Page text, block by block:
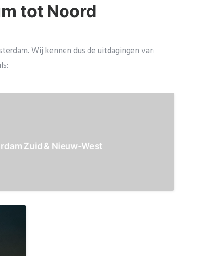
tot Noord
Wij kennen dus de uitdagingen van
Zuid & Nieuw-West
en business centers